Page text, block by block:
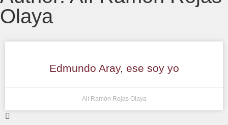
Olaya
Edmundo Aray, ese soy yo
Alí Ramón Rojas Olaya